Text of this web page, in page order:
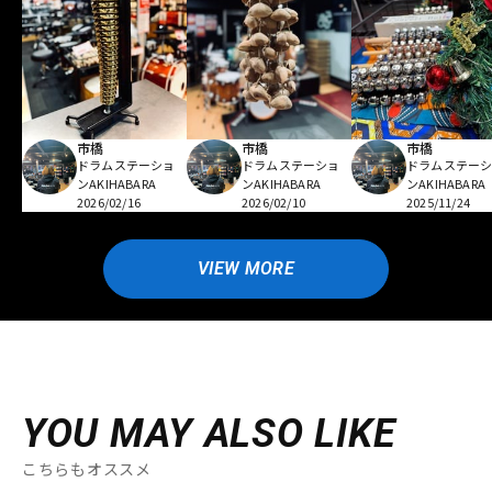
市橋
ドラムステーショ
ンAKIHABARA
2026/02/16
市橋
ドラムステーショ
ンAKIHABARA
2026/02/10
市橋
ドラムステー
ンAKIHABARA
2025/11/24
VIEW MORE
YOU MAY ALSO LIKE
こちらもオススメ